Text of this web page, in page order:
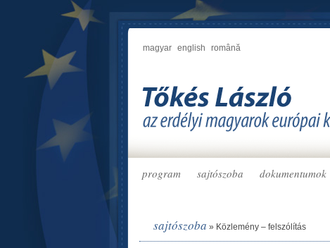
magyar english română
program sajtószoba dokumentumok
sajtószoba » Közlemény – felszólítás